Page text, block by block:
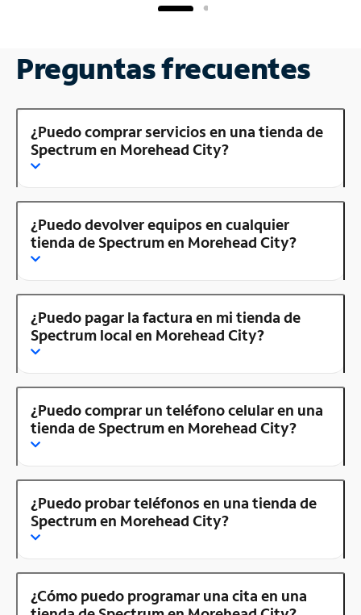
Preguntas frecuentes
¿Puedo comprar servicios en una tienda de
Spectrum en Morehead City?
¿Puedo devolver equipos en cualquier
tienda de Spectrum en Morehead City?
¿Puedo pagar la factura en mi tienda de
Spectrum local en Morehead City?
¿Puedo comprar un teléfono celular en una
tienda de Spectrum en Morehead City?
¿Puedo probar teléfonos en una tienda de
Spectrum en Morehead City?
¿Cómo puedo programar una cita en una